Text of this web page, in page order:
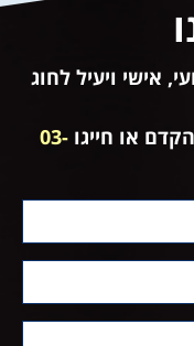
אישי ויעיל לחוג
או חייגו 03-